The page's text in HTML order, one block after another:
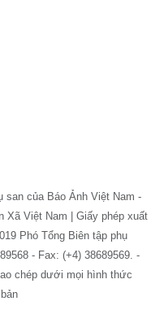
của Báo Ảnh Việt Nam -
Xã Việt Nam | Giấy phép xuất
Phó Tổng Biên tập phụ
- Fax: (+4) 38689569. -
chép dưới mọi hình thức